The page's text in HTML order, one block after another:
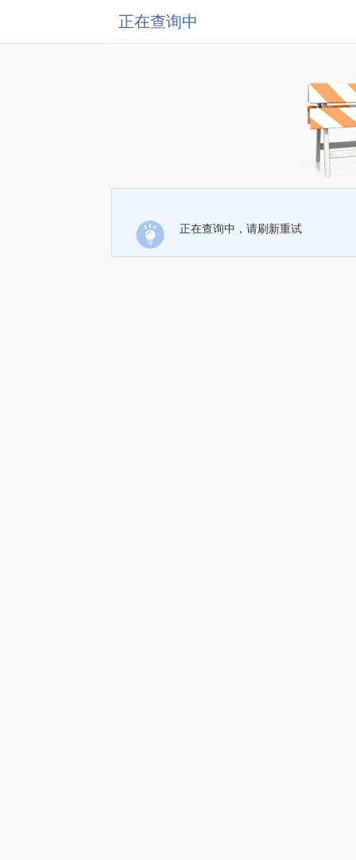
正在查询中
正在查询中，请刷新重试